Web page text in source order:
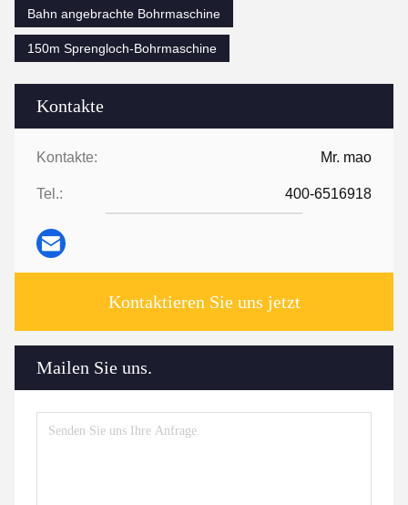
Kontakte
Kontakte: Mr. mao
Tel.: 400-6516918
Kontaktieren Sie uns jetzt
Mailen Sie uns.
Bahn angebrachte Bohrmaschine
150m Sprengloch-Bohrmaschine